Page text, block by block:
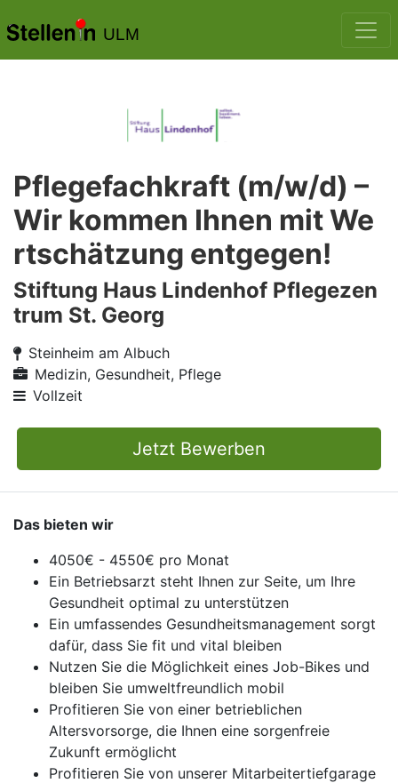
ULM
Pflegefachkraft (m/w/d) –
Wir kommen Ihnen mit We
rtschätzung entgegen!
Stiftung Haus Lindenhof Pflegezen
trum St. Georg
Steinheim am Albuch
Medizin, Gesundheit, Pflege
Vollzeit
Jetzt Bewerben
Das bieten wir
4050€ - 4550€ pro Monat
Ein Betriebsarzt steht Ihnen zur Seite, um Ihre
Gesundheit optimal zu unterstützen
Ein umfassendes Gesundheitsmanagement sorgt
dafür, dass Sie fit und vital bleiben
Nutzen Sie die Möglichkeit eines Job-Bikes und
bleiben Sie umweltfreundlich mobil
Profitieren Sie von einer betrieblichen
Altersvorsorge, die Ihnen eine sorgenfreie
Zukunft ermöglicht
Profitieren Sie von unserer Mitarbeitertiefgarage